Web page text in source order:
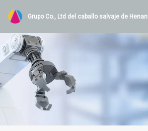
Grupo Co., Ltd del caballo salvaje de Henan